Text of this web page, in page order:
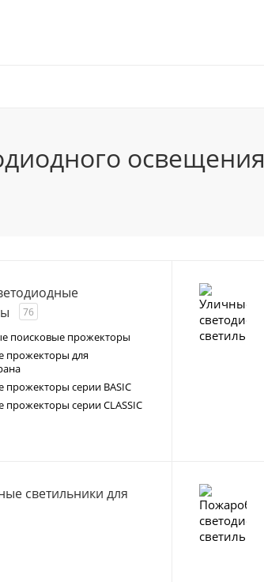
освещения
76
поисковые прожекторы
прожекторы для
прожекторы серии BASIC
прожекторы серии CLASSIC
светильники для